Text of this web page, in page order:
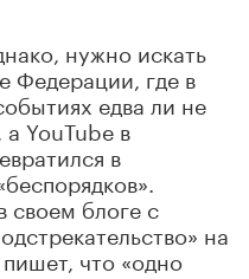
нужно искать
Федерации, где в
едва ли не
YouTube в
в
своем блоге с
на
что «одно